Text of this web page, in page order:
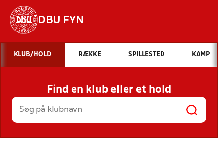
DBU FYN
Hvad vil du søge efter?
INDHOLD OG NYHEDER
STILLINGER, RESULTATER, KLUBBER OG
HOLD
KLUB/HOLD RÆKKE SPILLESTED KAMP
Find en klub eller et hold